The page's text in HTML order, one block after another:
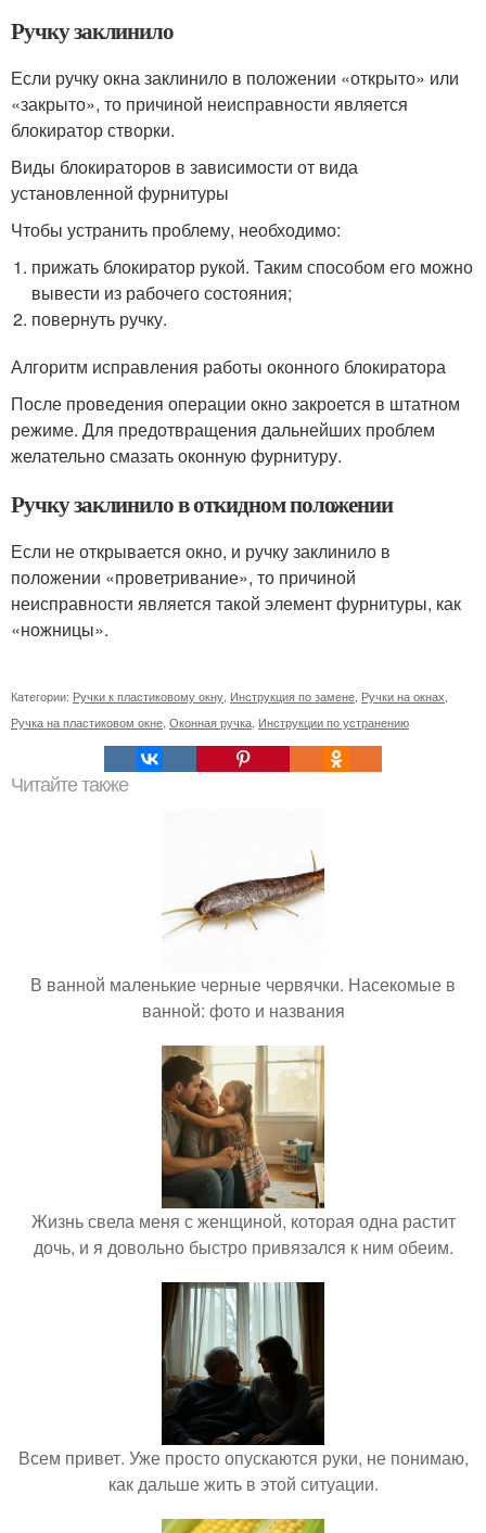
Ручку заклинило
Если ручку окна заклинило в положении «открыто» или
«закрыто», то причиной неисправности является
блокиратор створки.
Виды блокираторов в зависимости от вида
установленной фурнитуры
Чтобы устранить проблему, необходимо:
прижать блокиратор рукой. Таким способом его можно
вывести из рабочего состояния;
повернуть ручку.
Алгоритм исправления работы оконного блокиратора
После проведения операции окно закроется в штатном
режиме. Для предотвращения дальнейших проблем
желательно смазать оконную фурнитуру.
Ручку заклинило в откидном положении
Если не открывается окно, и ручку заклинило в
положении «проветривание», то причиной
неисправности является такой элемент фурнитуры, как
«ножницы».
Категории: Ручки к пластиковому окну Инструкция по замене Ручки на окнах
Ручка на пластиковом окне Оконная ручка Инструкции по устранению
Читайте также
В ванной маленькие черные червячки. Насекомые в
ванной: фото и названия
Жизнь свела меня с женщиной, которая одна растит
дочь, и я довольно быстро привязался к ним обеим.
Всем привет. Уже просто опускаются руки, не понимаю,
как дальше жить в этой ситуации.